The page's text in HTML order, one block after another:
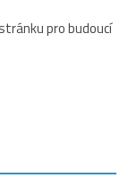
pro budoucí